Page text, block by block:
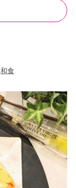
和食